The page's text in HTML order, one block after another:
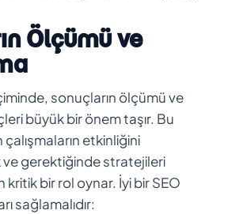
Ölçümü ve
sonuçların ölçümü ve
büyük bir önem taşır. Bu
etkinliğini
gerektiğinde stratejileri
bir rol oynar. İyi bir SEO
sağlamalıdır: